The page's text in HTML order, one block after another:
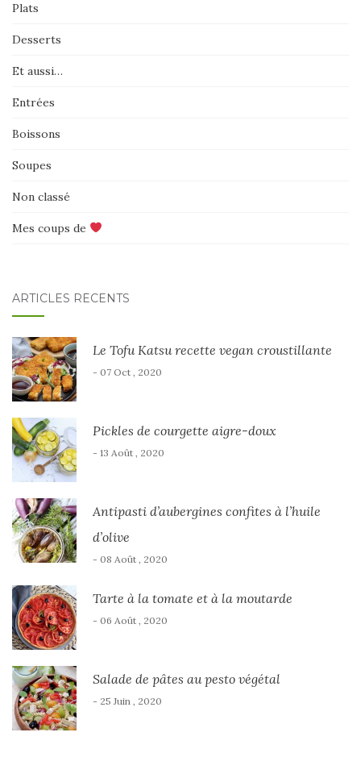
Plats
Desserts
Et aussi…
Entrées
Boissons
Soupes
Non classé
Mes coups de
ARTICLES RÉCENTS
Le Tofu Katsu recette vegan croustillante
- 07 Oct , 2020
Pickles de courgette aigre-doux
- 13 Août , 2020
Antipasti d’aubergines confites à l’huile
d’olive
- 08 Août , 2020
Tarte à la tomate et à la moutarde
- 06 Août , 2020
Salade de pâtes au pesto végétal
- 25 Juin , 2020